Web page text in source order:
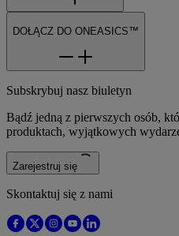
DOŁĄCZ DO ONEASICS™
Subskrybuj nasz biuletyn
Bądź jedną z pierwszych osób,
produktach, wyjątkowych
Zarejestruj się
Skontaktuj się z nami